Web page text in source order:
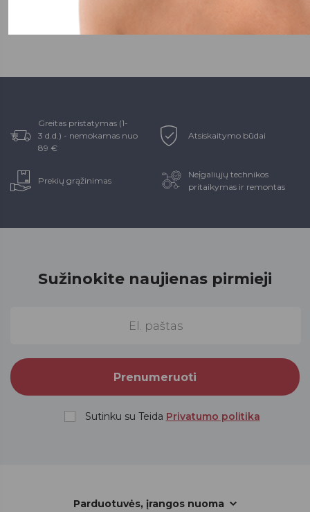
Greitas pristatymas (1-
3 d.d.) - nemokamas nuo
89 €
Atsiskaitymo būdai
Prekių grąžinimas
Neįgaliųjų technikos
pritaikymas ir remontas
Sužinokite naujienas pirmieji
Sutinku su Teida Privatumo politika
Parduotuvės, įrangos nuoma